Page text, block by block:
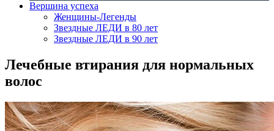
Вершина успеха
Женщины-Легенды
Звездные ЛЕДИ в 80 лет
Звездные ЛЕДИ в 90 лет
Лечебные втирания для нормальных
волос